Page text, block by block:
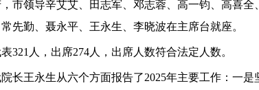
市领导辛艾艾、田志军、邓志蓉、高一钧、高喜
先勤、聂永平、王永生、李晓波在主席台就座。
321人，出席274人，出席人数符合法定人数。
长王永生从六个方面报告了2025年主要工作：一